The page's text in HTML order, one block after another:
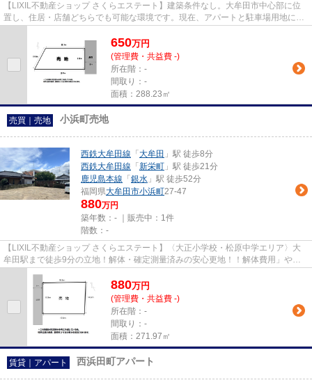
【LIXIL不動産ショップ さくらエステート】建築条件なし。大牟田市中心部に位
置し、住居・店舗どちらでも可能な環境です。現在、アパートと駐車場用地にな
650万円
(管理費・共益費 -)
所在階：-
間取り：-
面積：288.23㎡
売買｜売地 小浜町売地
西鉄大牟田線 「 大牟田 」駅 徒歩8分
西鉄大牟田線 「 新栄町 」駅 徒歩21分
鹿児島本線 「 銀水 」駅 徒歩52分
福岡県大牟田市小浜町27-47
880万円
築年数：- ｜販売中： 1件
階数：-
【LIXIL不動産ショップ さくらエステート】〈大正小学校・松原中学エリア〉大
牟田駅まで徒歩9分の立地！解体・確定測量済みの安心更地！！解体費用」や
880万円
(管理費・共益費 -)
所在階：-
間取り：-
面積：271.97㎡
賃貸｜アパート 西浜田町アパート